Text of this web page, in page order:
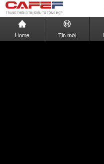
Home Tin mới